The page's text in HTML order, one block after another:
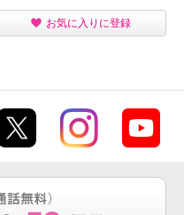
お気に入りに登録